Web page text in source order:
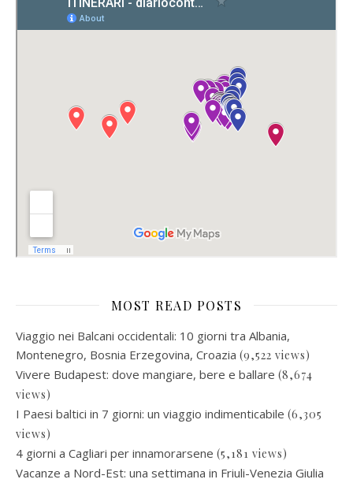
MOST READ POSTS
Viaggio nei Balcani occidentali: 10 giorni tra Albania,
Montenegro, Bosnia Erzegovina, Croazia (9,522 views)
Vivere Budapest: dove mangiare, bere e ballare (8,674
views)
I Paesi baltici in 7 giorni: un viaggio indimenticabile (6,305
views)
4 giorni a Cagliari per innamorarsene (5,181 views)
Vacanze a Nord-Est: una settimana in Friuli-Venezia Giulia